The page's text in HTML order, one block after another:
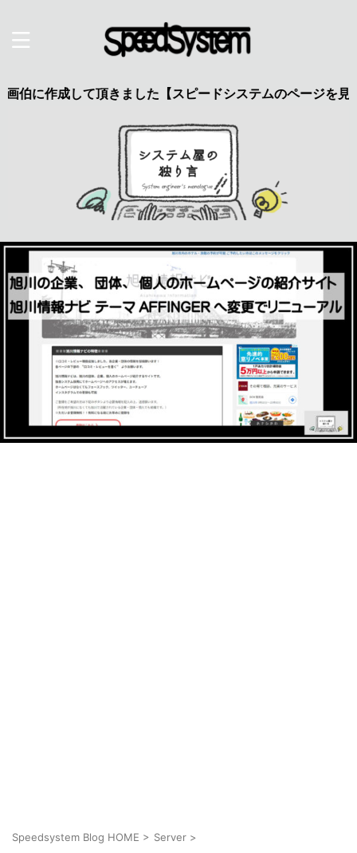
て頂きました【スピードシステムのページを見た】で特典
Speedsystem Blog HOME > Server >